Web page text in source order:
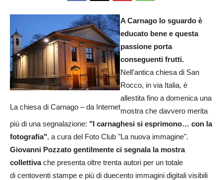
La chiesa di Carnago – da Internet
A Carnago lo sguardo è
educato bene e questa
passione porta
conseguenti frutti.
Nell'antica chiesa di San
Rocco, in via Italia, è
allestita fino a domenica una
mostra che davvero merita
più di una segnalazione: "I carnaghesi si esprimono… con la
fotografia", a cura del Foto Club "La nuova immagine".
Giovanni Pozzato gentilmente ci segnala la mostra
collettivache presenta oltre trenta autori per un totale
di centoventi stampe e più di duecento immagini digitali visibili